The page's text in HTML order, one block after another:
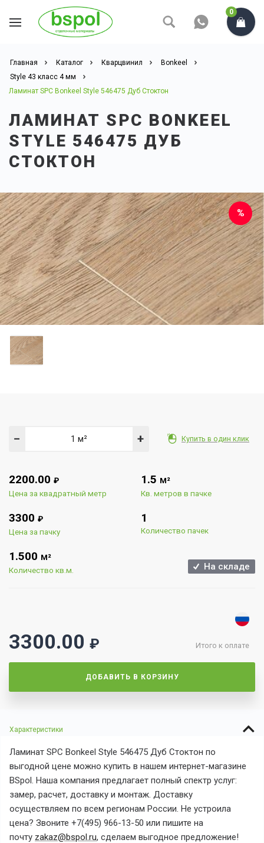
0
Главная Каталог Кварцвинил
Bonkeel
Style 43 класс 4 мм
Ламинат SPC Bonkeel Style 546475 Дуб Стоктон
ЛАМИНАТ SPC BONKEEL
STYLE 546475 ДУБ
СТОКТОН
Купить в один клик
− +
2200.00 ₽
Цена за квадратный метр
1.5 М²
Кв. метров в пачке
3300 ₽
Цена за пачку
1
Количество пачек
1.500 М²
Количество кв.м. На складе
Итого к оплате
3300.00 ₽
ДОБАВИТЬ В КОРЗИНУ
Характеристики
Ламинат SPC Bonkeel Style 546475 Дуб Стоктон по
выгодной цене можно купить в нашем интернет-магазине
BSpol. Наша компания предлагает полный спектр услуг:
замер, расчет, доставку и монтаж. Доставку
осуществляем по всем регионам России. Не устроила
цена? Звоните +7(495) 966-13-50 или пишите на
почту zakaz@bspol.ru, сделаем выгодное предложение!